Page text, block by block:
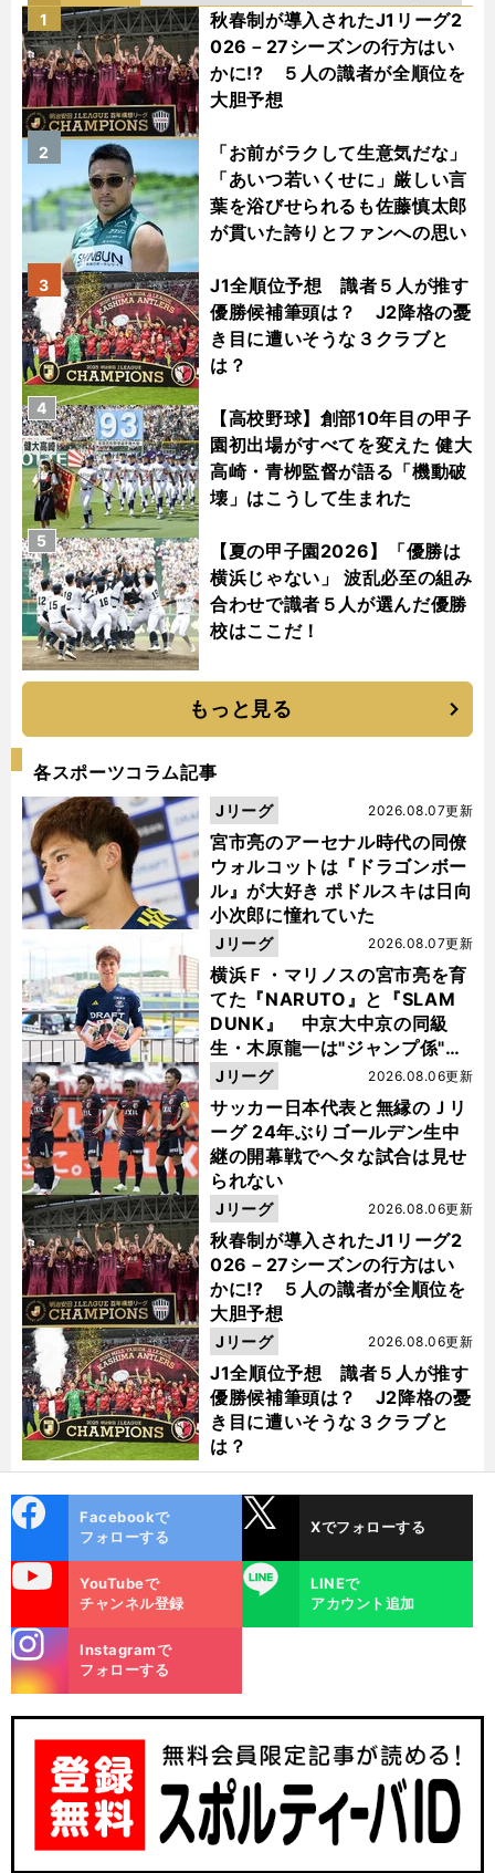
秋春制が導入されたJ1リーグ2
026－27シーズンの行方はい
かに!? ５人の識者が全順位を
大胆予想
1
「お前がラクして生意気だな」
「あいつ若いくせに」厳しい言
葉を浴びせられるも佐藤慎太郎
が貫いた誇りとファンへの思い
2
J1全順位予想 識者５人が推す
優勝候補筆頭は？ J2降格の憂
き目に遭いそうな３クラブと
は？
3
【高校野球】創部10年目の甲子
園初出場がすべてを変えた 健大
高崎・青栁監督が語る「機動破
壊」はこうして生まれた
4
【夏の甲子園2026】「優勝は
横浜じゃない」 波乱必至の組み
合わせで識者５人が選んだ優勝
校はここだ！
5
もっと見る
各スポーツコラム記事
宮市亮のアーセナル時代の同僚
ウォルコットは『ドラゴンボー
ル』が大好き ポドルスキは日向
小次郎に憧れていた
2026.08.07更新
Jリーグ
横浜Ｆ・マリノスの宮市亮を育
てた『NARUTO』と『SLAM
DUNK』 中京大中京の同級
生・木原龍一は"ジャンプ係"だ
った
2026.08.07更新
Jリーグ
サッカー日本代表と無縁のＪリ
ーグ 24年ぶりゴールデン生中
継の開幕戦でヘタな試合は見せ
られない
2026.08.06更新
Jリーグ
秋春制が導入されたJ1リーグ2
026－27シーズンの行方はい
かに!? ５人の識者が全順位を
大胆予想
2026.08.06更新
Jリーグ
J1全順位予想 識者５人が推す
優勝候補筆頭は？ J2降格の憂
き目に遭いそうな３クラブと
は？
2026.08.06更新
Jリーグ
ok
Facebookで
フォローする
Xでフォローする
YouTubeで
チャンネル登録
LINE
LINEで
アカウント追加
m
Instagramで
フォローする